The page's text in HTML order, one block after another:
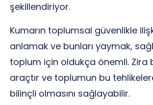
şekillendiriyor.
Kumarın toplumsal güvenlikle
anlamak ve bunları yaymak,
toplum için oldukça önemli. Zira
araçtır ve toplumun bu
bilinçli olmasını sağlayabilir.